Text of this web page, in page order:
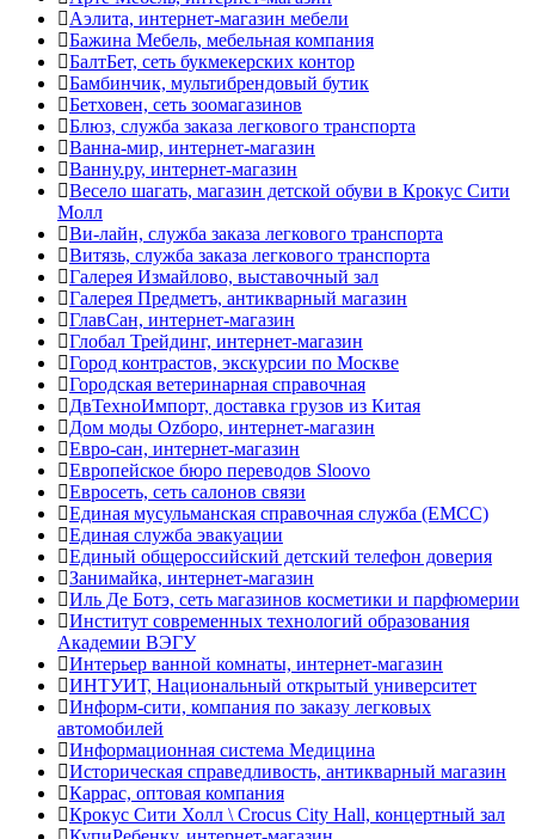
Аэлита, интернет-магазин мебели
Бажина Мебель, мебельная компания
БалтБет, сеть букмекерских контор
Бамбинчик, мультибрендовый бутик
Бетховен, сеть зоомагазинов
Блюз, служба заказа легкового транспорта
Ванна-мир, интернет-магазин
Ванну.ру, интернет-магазин
Весело шагать, магазин детской обуви в Крокус Сити
Молл
Ви-лайн, служба заказа легкового транспорта
Витязь, служба заказа легкового транспорта
Галерея Измайлово, выставочный зал
Галерея Предметъ, антикварный магазин
ГлавСан, интернет-магазин
Глобал Трейдинг, интернет-магазин
Город контрастов, экскурсии по Москве
Городская ветеринарная справочная
ДвТехноИмпорт, доставка грузов из Китая
Дом моды Оzборо, интернет-магазин
Евро-сан, интернет-магазин
Европейское бюро переводов Sloovo
Евросеть, сеть салонов связи
Единая мусульманская справочная служба (ЕМСС)
Единая служба эвакуации
Единый общероссийский детский телефон доверия
Занимайка, интернет-магазин
Иль Де Ботэ, сеть магазинов косметики и парфюмерии
Институт современных технологий образования
Академии ВЭГУ
Интерьер ванной комнаты, интернет-магазин
ИНТУИТ, Национальный открытый университет
Информ-сити, компания по заказу легковых
автомобилей
Информационная система Медицина
Историческая справедливость, антикварный магазин
Каррас, оптовая компания
Крокус Сити Холл \ Crocus City Hall, концертный зал